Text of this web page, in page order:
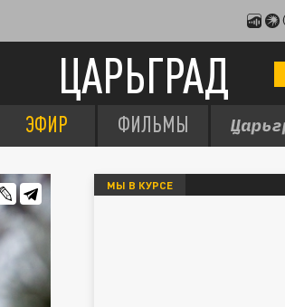
ЦАРЬГРАД
ЭФИР ФИЛЬМЫ
МЫ В КУРСЕ